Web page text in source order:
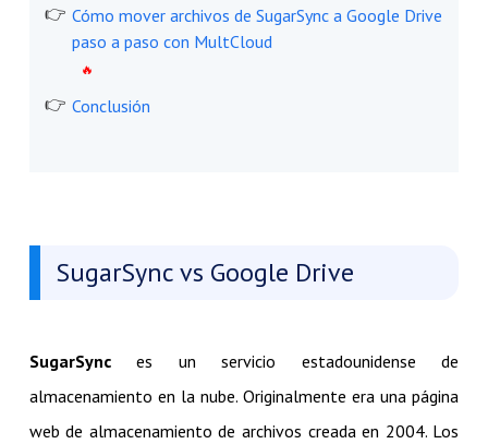
Cómo mover archivos de SugarSync a Google Drive
paso a paso con MultCloud
Conclusión
SugarSync vs Google Drive
SugarSynces un servicio estadounidense de
almacenamiento en la nube. Originalmente era una página
web de almacenamiento de archivos creada en 2004. Los